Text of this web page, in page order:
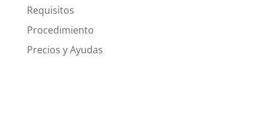
Requisitos
Procedimiento
Precios y Ayudas